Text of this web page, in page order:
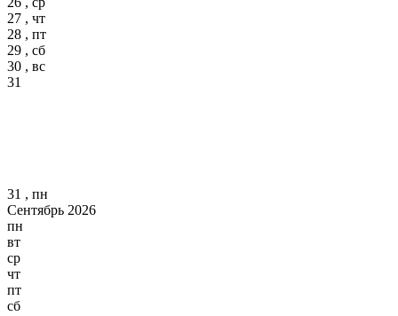
27 , чт
28 , пт
29 , сб
30 , вс
31
31 , пн
Сентябрь 2026
пн
вт
ср
чт
пт
сб